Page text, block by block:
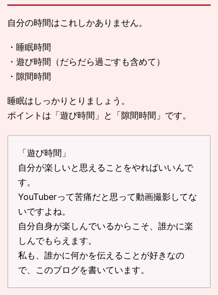
自分の時間はこれしかありません。
・睡眠時間
・遊び時間（だらだら過ごすも含めて）
・隙間時間
睡眠はしっかりとりましょう。
ポイントは「遊び時間」と「隙間時間」です。
「遊び時間」
自分が楽しいと思えることをやればいいんで
す。
YouTuberって苦痛だと思って動画撮影してな
いですよね。
自分自身が楽しんでいるからこそ、誰かに楽
しんでもらえます。
私も、誰かに何かを伝えることが好きなの
で、このブログを書いています。